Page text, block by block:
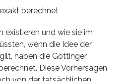
berechnet
existieren und wie sie im
wenn die Idee der
haben die Göttinger
Diese Vorhersagen